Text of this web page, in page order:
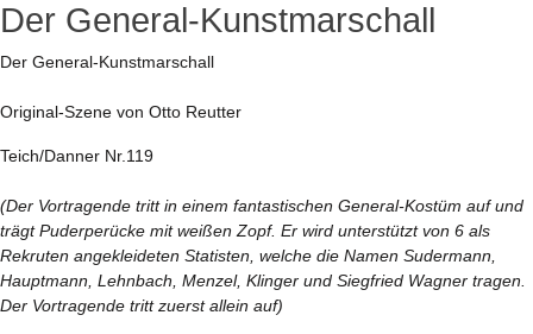
Der General-Kunstmarschall
Der General-Kunstmarschall
Original-Szene von Otto Reutter
Teich/Danner Nr.119
(Der Vortragende tritt in einem fantastischen General-Kostüm auf und
trägt Puderperücke mit weißen Zopf. Er wird unterstützt von 6 als
Rekruten angekleideten Statisten, welche die Namen Sudermann,
Hauptmann, Lehnbach, Menzel, Klinger und Siegfried Wagner tragen.
Der Vortragende tritt zuerst allein auf)